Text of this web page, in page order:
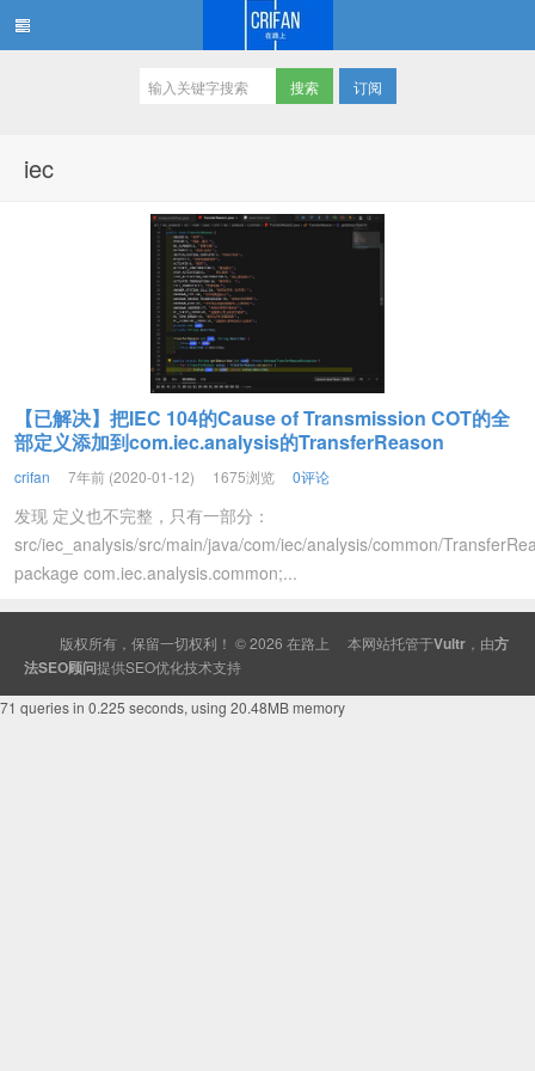
订阅
iec
【已解决】把IEC 104的Cause of Transmission COT的全
部定义添加到com.iec.analysis的TransferReason
crifan 7年前 (2020-01-12) 1675浏览 0评论
发现 定义也不完整，只有一部分：
src/iec_analysis/src/main/java/com/iec/analysis/common/
package com.iec.analysis.common;...
版权所有，保留一切权利！ © 2026 在路上 本网站托管于Vultr ，由方
法SEO顾问提供SEO优化技术支持
71 queries in 0.225 seconds, using 20.48MB memory